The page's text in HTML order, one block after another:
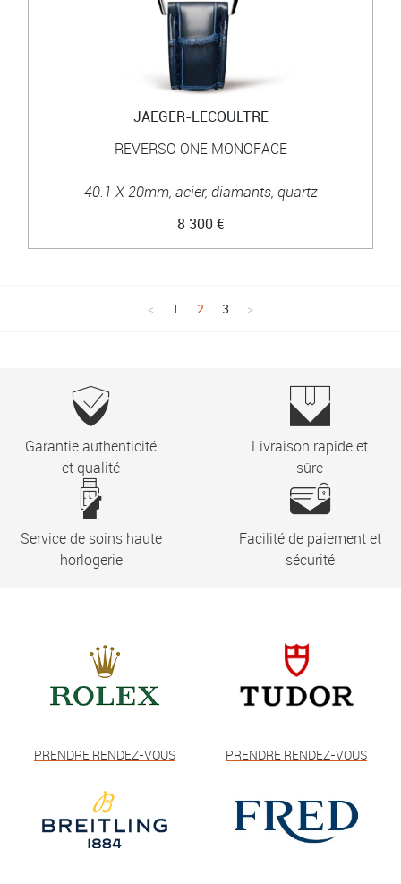
JAEGER-LECOULTRE
REVERSO ONE MONOFACE
40.1 X 20mm, acier, diamants, quartz
8 300 €
1 2 3
Garantie authenticité
et qualité
Livraison rapide et
sûre
Service de soins haute
horlogerie
Facilité de paiement et
sécurité
PRENDRE RENDEZ-VOUS PRENDRE RENDEZ-VOUS